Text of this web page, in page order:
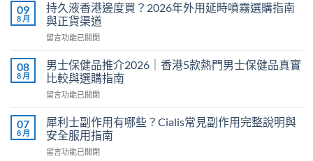
09
8 月
持久液香港邊度買？2026年外用延時噴霧選購指南
與正貨渠道
在
久
液
香
港
度
買？
2026
年
留言功能已關閉
08
8 月
男士保健品推介2026｜香港5款熱門男士保健品真實
比較與選購指南
在
士
保
健
品
留言功能已關閉
07
8 月
犀利士副作用有哪些？Cialis常見副作用完整說明與
安全服用指南
在
留言功能已關閉